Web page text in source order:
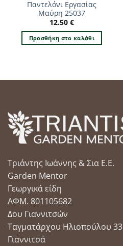
προϊόντος
Παντελόνι Εργασίας
Μαύρη 25037
12.50 €
Προσθήκη στο καλάθι
Τριάντης Ιωάννης & Σια Ε.Ε.
Garden Mentor
Γεωργικά είδη
ΑΦΜ. 801105682
Δου Γιαννιτσών
Ταγματάρχου Ηλιοπούλου 33
Γιαννιτσά